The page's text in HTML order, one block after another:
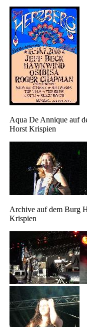
Aqua De Annique auf
Horst Krispien
Archive auf dem Burg
Krispien